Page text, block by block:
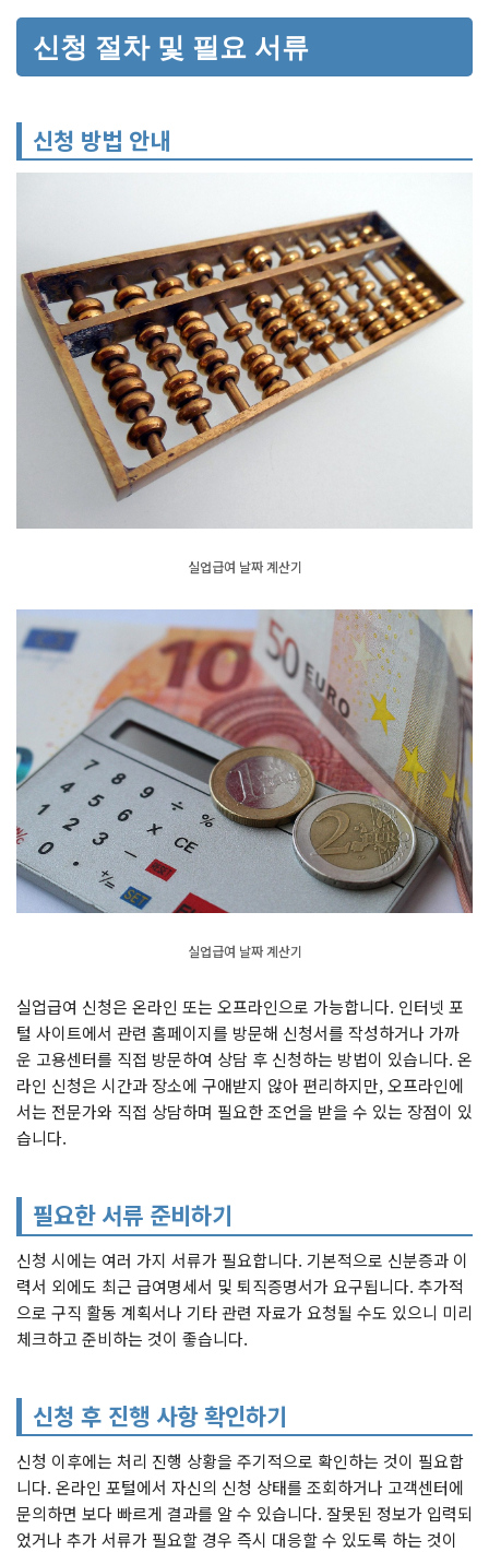
신청 절차 및 필요 서류
신청 방법 안내
실업급여 날짜 계산기
실업급여 날짜 계산기
실업급여 신청은 온라인 또는 오프라인으로 가능합니다. 인터넷 포
털 사이트에서 관련 홈페이지를 방문해 신청서를 작성하거나 가까
운 고용센터를 직접 방문하여 상담 후 신청하는 방법이 있습니다. 온
라인 신청은 시간과 장소에 구애받지 않아 편리하지만, 오프라인에
서는 전문가와 직접 상담하며 필요한 조언을 받을 수 있는 장점이 있
습니다.
필요한 서류 준비하기
신청 시에는 여러 가지 서류가 필요합니다. 기본적으로 신분증과 이
력서 외에도 최근 급여명세서 및 퇴직증명서가 요구됩니다. 추가적
으로 구직 활동 계획서나 기타 관련 자료가 요청될 수도 있으니 미리
체크하고 준비하는 것이 좋습니다.
신청 후 진행 사항 확인하기
신청 이후에는 처리 진행 상황을 주기적으로 확인하는 것이 필요합
니다. 온라인 포털에서 자신의 신청 상태를 조회하거나 고객센터에
문의하면 보다 빠르게 결과를 알 수 있습니다. 잘못된 정보가 입력되
었거나 추가 서류가 필요할 경우 즉시 대응할 수 있도록 하는 것이